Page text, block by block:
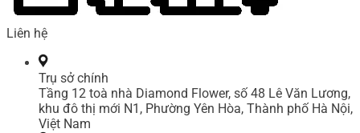
Liên hệ
Trụ sở chính
Tầng 12 toà nhà Diamond Flower, số 48 Lê Văn Lương,
khu đô thị mới N1, Phường Yên Hòa, Thành phố Hà Nội,
Việt Nam